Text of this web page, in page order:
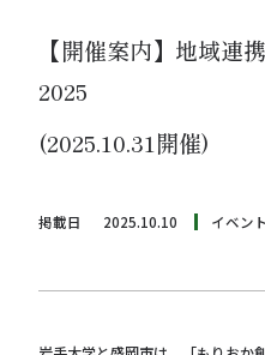
【開催案内】地域連
2025
(2025.10.31開催)
掲載日 2025.10.10 イベント